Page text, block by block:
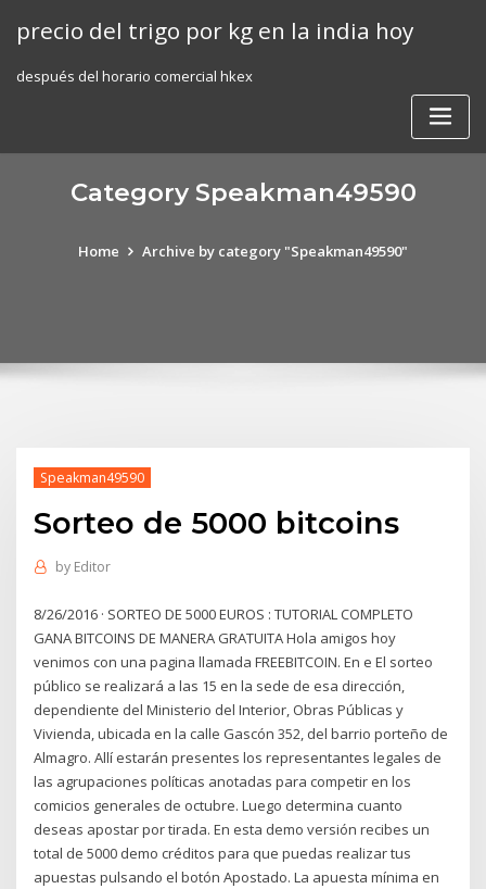
precio del trigo por kg en la india hoy
después del horario comercial hkex
Category Speakman49590
Home Archive by category "Speakman49590"
Speakman49590
Sorteo de 5000 bitcoins
by Editor
8/26/2016 · SORTEO DE 5000 EUROS : TUTORIAL COMPLETO
GANA BITCOINS DE MANERA GRATUITA Hola amigos hoy
venimos con una pagina llamada FREEBITCOIN. En e El sorteo
público se realizará a las 15 en la sede de esa dirección,
dependiente del Ministerio del Interior, Obras Públicas y
Vivienda, ubicada en la calle Gascón 352, del barrio porteño de
Almagro. Allí estarán presentes los representantes legales de
las agrupaciones políticas anotadas para competir en los
comicios generales de octubre. Luego determina cuanto
deseas apostar por tirada. En esta demo versión recibes un
total de 5000 demo créditos para que puedas realizar tus
apuestas pulsando el botón Apostado. La apuesta mínima en